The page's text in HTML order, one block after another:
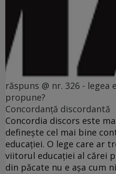
răspuns @ nr. 326 - legea
propune?
Concordanţă discordantă
Concordia discors este
defineşte cel mai bine
educaţiei. O lege care ar
viitorul educaţiei al cărei
din păcate nu e aşa cum